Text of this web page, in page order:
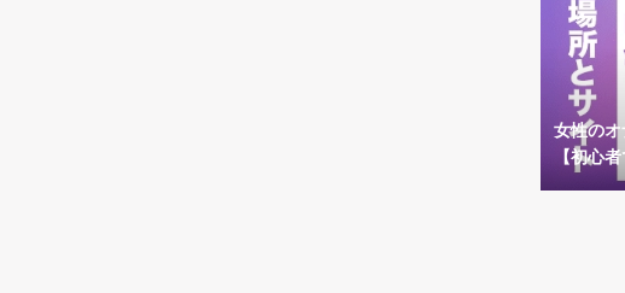
女性の
【初心